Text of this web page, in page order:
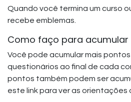
Quando você termina um curso
recebe emblemas.
Como faço para
Você pode acumular mais
questionários ao final de cada
pontos também podem ser
este link para ver as orientações